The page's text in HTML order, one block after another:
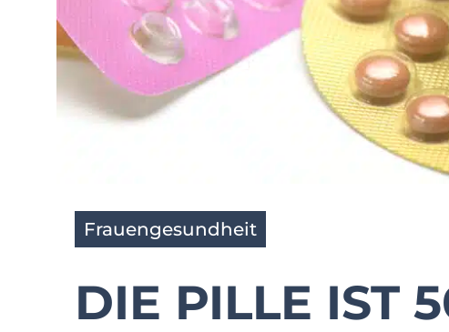
Frauengesundheit
DIE PILLE IST